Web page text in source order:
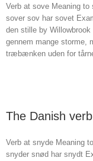
Verb at sove Meaning
sover sov har sovet
den stille by
gennem mange storme,
træbænken uden for
The Danish
Verb at snyde Meaning
snyder snød har snydt